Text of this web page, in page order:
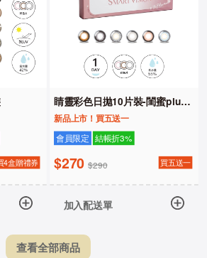
4盒贈禮券
睛靈彩色日拋10片裝-閨蜜plus
系列
新品上市！買五送一
會員限定 結帳折3%
$270 $290 買五送一
加入配送單
查看全部商品